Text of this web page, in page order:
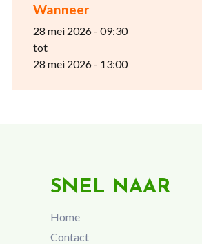
Wanneer
28 mei 2026 - 09:30
tot
28 mei 2026 - 13:00
SNEL NAAR
Home
Contact